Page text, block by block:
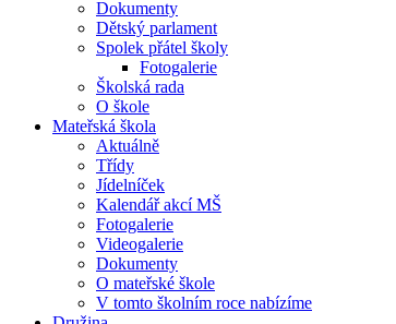
Dokumenty
Dětský parlament
Spolek přátel školy
Fotogalerie
Školská rada
O škole
Mateřská škola
Aktuálně
Třídy
Jídelníček
Kalendář akcí MŠ
Fotogalerie
Videogalerie
Dokumenty
O mateřské škole
V tomto školním roce nabízíme